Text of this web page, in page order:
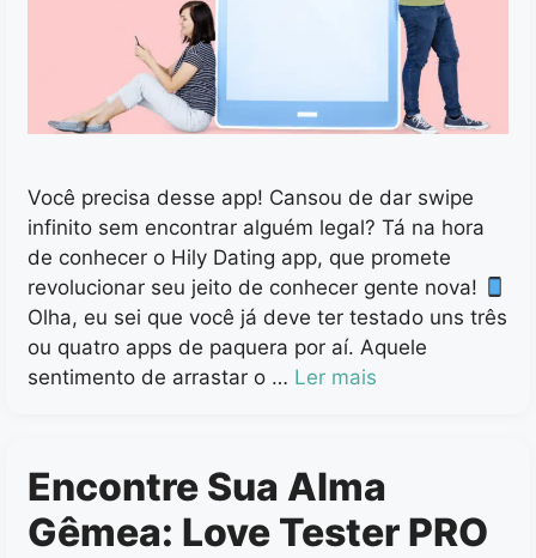
Você precisa desse app! Cansou de dar swipe
infinito sem encontrar alguém legal? Tá na hora
de conhecer o Hily Dating app, que promete
revolucionar seu jeito de conhecer gente nova!
Olha, eu sei que você já deve ter testado uns três
ou quatro apps de paquera por aí. Aquele
sentimento de arrastar o … Ler mais
Encontre Sua Alma
Gêmea: Love Tester PRO